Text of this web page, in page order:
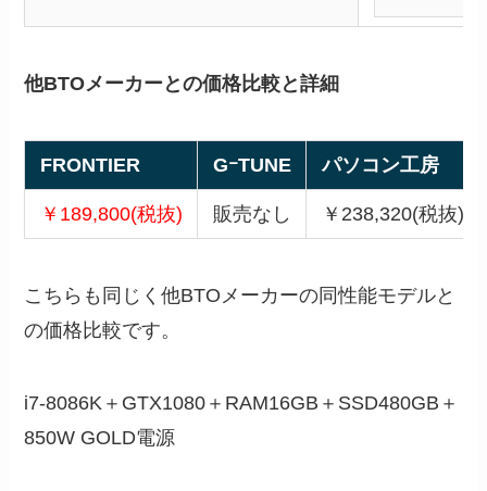
他BTOメーカーとの価格比較と詳細
FRONTIER GｰTUNE パソコン工房
￥189,800(税抜) 販売なし ￥238,320(税抜)
こちらも同じく他BTOメーカーの同性能モデルと
の価格比較です。
i7-8086K＋GTX1080＋RAM16GB＋SSD480GB＋
850W GOLD電源